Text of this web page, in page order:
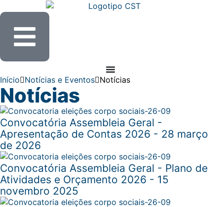
Início Notícias e Eventos Notícias
Notícias
Convocatória Assembleia Geral -
Apresentação de Contas 2026 - 28 março
de 2026
Convocatória Assembleia Geral - Plano de
Atividades e Orçamento 2026 - 15
novembro 2025